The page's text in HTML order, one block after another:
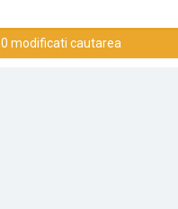
0 modificati cautarea